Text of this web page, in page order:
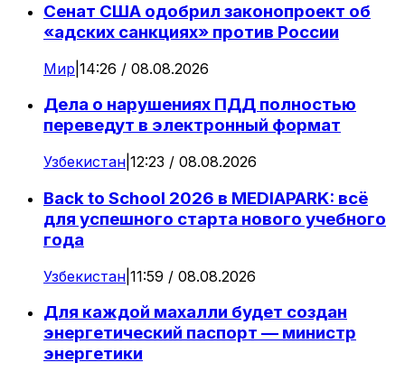
Сенат США одобрил законопроект об
«адских санкциях» против России
Мир 14:26 / 08.08.2026
Дела о нарушениях ПДД полностью
переведут в электронный формат
Узбекистан 12:23 / 08.08.2026
Back to School 2026 в MEDIAPARK: всё
для успешного старта нового учебного
года
Узбекистан 11:59 / 08.08.2026
Для каждой махалли будет создан
энергетический паспорт — министр
энергетики